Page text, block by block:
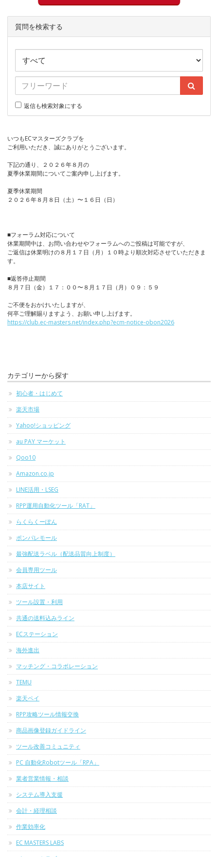
質問を検索する
返信も検索対象にする
いつもECマスターズクラブを
ご利用いただき、誠にありがとうございます。
下記の通り、２０２６年８月の
夏季休業期間についてご案内申し上げます。
夏季休業期間
２０２６年８月８日（土）〜１６日（日）
■フォーラム対応について
休業期間中は、お問い合わせやフォーラムへのご投稿は可能ですが、
ご返信は休業明けの８月１７日（月）１０時より順次対応させていただきま
す。
■返答停止期間
８月７日（金）１７：００〜８月１７日（月）０９：５９
ご不便をおかけいたしますが、
何卒ご理解賜りますよう、お願い申し上げます。
https://club.ec-masters.net/index.php?ecm-notice-obon2026
カテゴリーから探す
初心者・はじめて
楽天市場
Yahoo!ショッピング
au PAY マーケット
Qoo10
Amazon.co.jp
LINE活用・LSEG
RPP運用自動化ツール「RAT」
らくらくーぽん
ポンパレモール
最強配送ラベル（配送品質向上制度）
会員専用ツール
本店サイト
ツール設置・利用
共通の送料込みライン
ECステーション
海外進出
マッチング・コラボレーション
TEMU
楽天ペイ
RPP攻略ツール情報交換
商品画像登録ガイドライン
ツール改善コミュニティ
PC 自動化Robotツール「RPA」
業者営業情報・相談
システム導入支援
会計・経理相談
作業効率化
EC MASTERS LABS